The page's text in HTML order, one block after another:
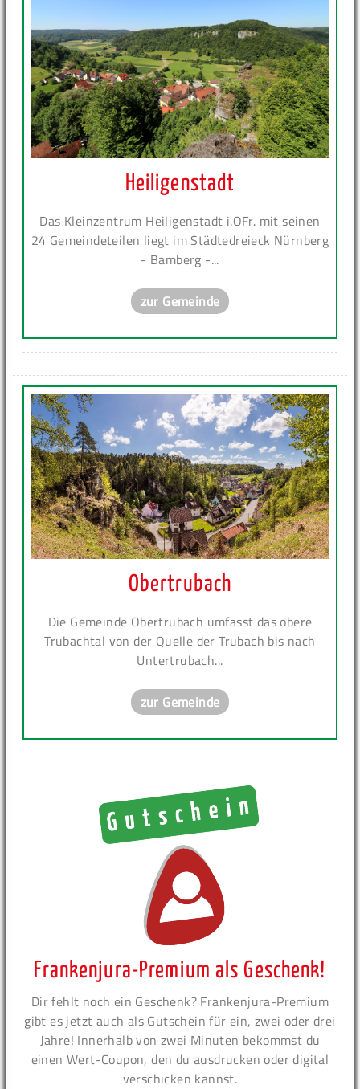
Heiligenstadt
Das Kleinzentrum Heiligenstadt i.OFr. mit seinen
24 Gemeindeteilen liegt im Städtedreieck Nürnberg
- Bamberg -...
zur Gemeinde
Obertrubach
Die Gemeinde Obertrubach umfasst das obere
Trubachtal von der Quelle der Trubach bis nach
Untertrubach...
zur Gemeinde
Frankenjura-Premium als Geschenk!
Dir fehlt noch ein Geschenk? Frankenjura-Premium
gibt es jetzt auch als Gutschein für ein, zwei oder drei
Jahre! Innerhalb von zwei Minuten bekommst du
einen Wert-Coupon, den du ausdrucken oder digital
verschicken kannst.